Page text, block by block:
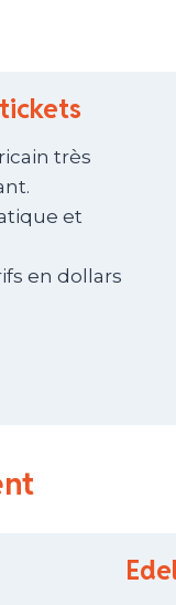
très
et
en dollars